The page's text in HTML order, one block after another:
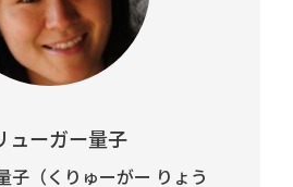
ューガー量子
子（くりゅーがー りょう